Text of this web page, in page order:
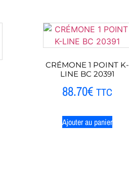
CRÉMONE 1 POINT K-
LINE BC 20391
88.70€ TTC
Ajouter au panier